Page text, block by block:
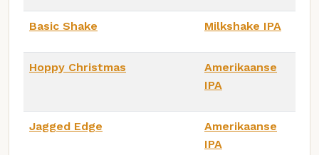
Basic Shake Milkshake IPA
Hoppy Christmas
Amerikaanse
IPA
Jagged Edge
Amerikaanse
IPA